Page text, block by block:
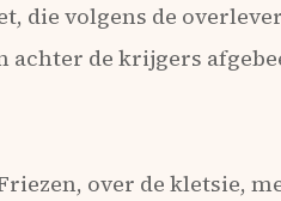
die volgens de
achter de krijgers
over de kletsie,